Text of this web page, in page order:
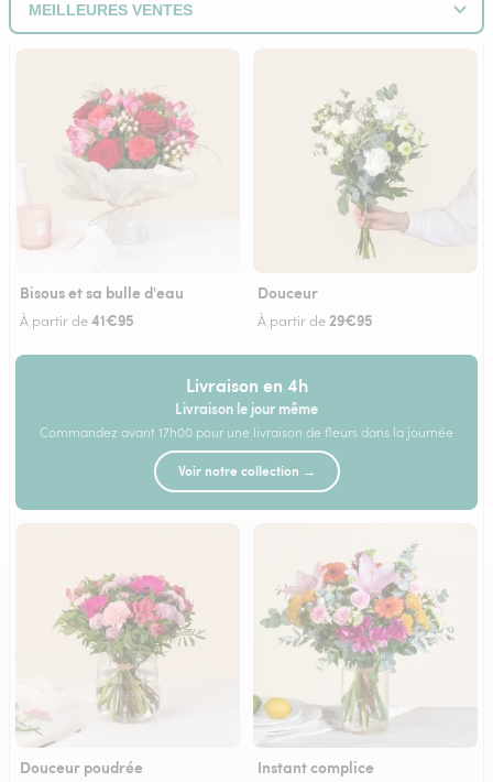
Bisous et sa bulle d'eau
À partir de41€95
Douceur
À partir de 29€95
Livraison en 4h
Livraison le jour même
Commandez avant 17h00 pour une livraison de fleurs dans la journée
Voir notre collection →
Douceur poudrée Instant complice